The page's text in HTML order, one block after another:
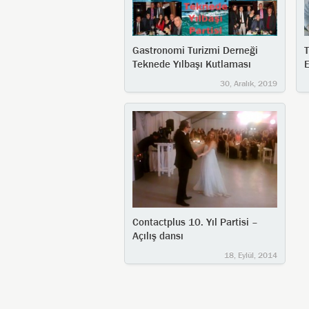
Gastronomi Turizmi Derneği
Teknede Yılbaşı Kutlaması
30, Aralık, 2019
Contactplus 10. Yıl Partisi –
Açılış dansı
18, Eylül, 2014